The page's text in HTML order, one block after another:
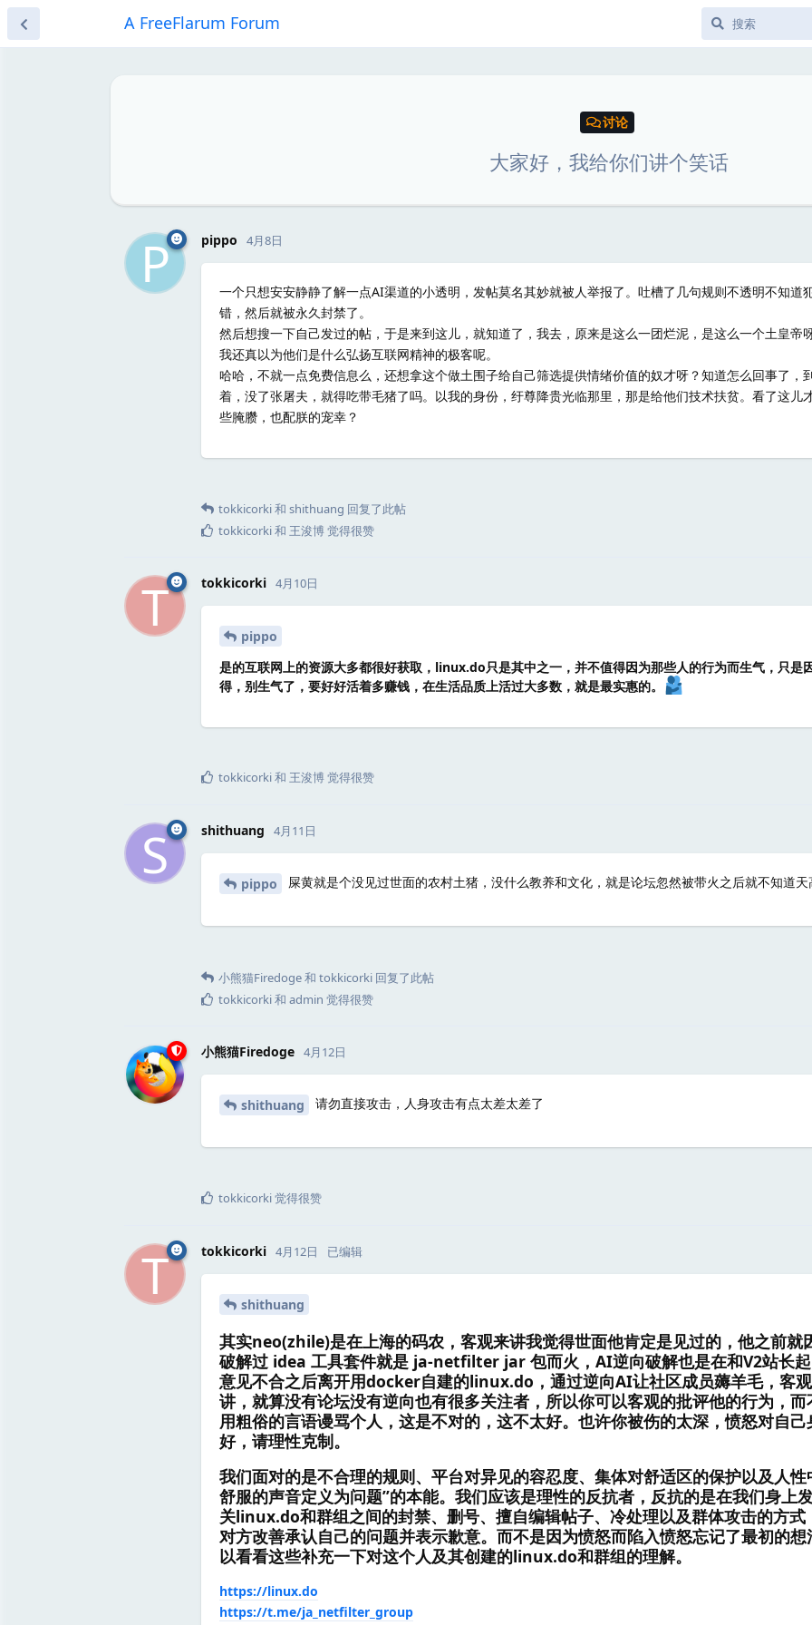
A FreeFlarum Forum
讨论
大家好，我给你们讲个笑话
P pippo 4月8日
一个只想安安静静了解一点AI渠道的小透明，发帖莫名其妙就被人举报了。吐槽了几句规则不透明不知道
错，然后就被永久封禁了。
然后想搜一下自己发过的帖，于是来到这儿，就知道了，我去，原来是这么一团烂泥，是这么一个土皇帝
我还真以为他们是什么弘扬互联网精神的极客呢。
哈哈，不就一点免费信息么，还想拿这个做土围子给自己筛选提供情绪价值的奴才呀？知道怎么回事了，
着，没了张屠夫，就得吃带毛猪了吗。以我的身份，纡尊降贵光临那里，那是给他们技术扶贫。看了这儿
些腌臜，也配朕的宠幸？
tokkicorki和 shithuang 回复了此帖
tokkicorki和 王浚博觉得很赞
T tokkicorki 4月10日
pippo
是的互联网上的资源大多都很好获取，linux.do只是其中之一，并不值得因为那些人的行为而生气，只是
得，别生气了，要好好活着多赚钱，在生活品质上活过大多数，就是最实惠的。
tokkicorki和 王浚博觉得很赞
S shithuang 4月11日
pippo 屎黄就是个没见过世面的农村土猪，没什么教养和文化，就是论坛忽然被带火之后就不知道天
小熊猫Firedoge和 tokkicorki 回复了此帖
tokkicorki和 admin 觉得很赞
小熊猫Firedoge 4月12日
shithuang 请勿直接攻击，人身攻击有点太差太差了
tokkicorki觉得很赞
T tokkicorki 4月12日 已编辑
shithuang
其实neo(zhile)是在上海的码农，客观来讲我觉得世面他肯定是见过的，他之前就
破解过 idea 工具套件就是 ja-netfilter jar 包而火，AI逆向破解也是在和V2站长
意见不合之后离开用docker自建的linux.do，通过逆向AI让社区成员薅羊毛，客
讲，就算没有论坛没有逆向也有很多关注者，所以你可以客观的批评他的行为，而
用粗俗的言语谩骂个人，这是不对的，这不太好。也许你被伤的太深，愤怒对自己
好，请理性克制。
我们面对的是不合理的规则、平台对异见的容忍度、集体对舒适区的保护以及人性
舒服的声音定义为问题”的本能。我们应该是理性的反抗者，反抗的是在我们身上
关linux.do和群组之间的封禁、删号、擅自编辑帖子、冷处理以及群体攻击的方式
对方改善承认自己的问题并表示歉意。而不是因为愤怒而陷入愤怒忘记了最初的想
以看看这些补充一下对这个人及其创建的linux.do和群组的理解。
https://linux.do
https://t.me/ja_netfilter_group